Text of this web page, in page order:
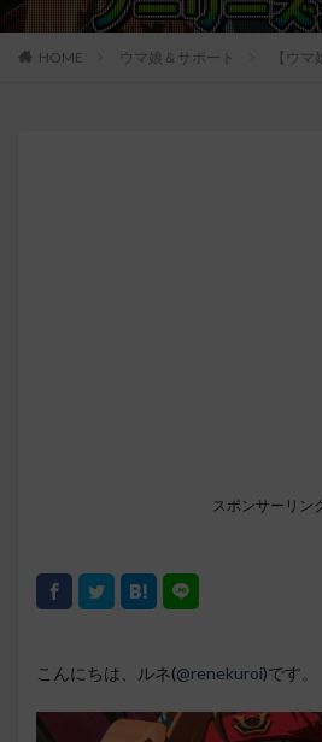
HOME ウマ娘＆サポート 【ウ
スポンサーリン
こんにちは、ルネ(@renekuroi)です。